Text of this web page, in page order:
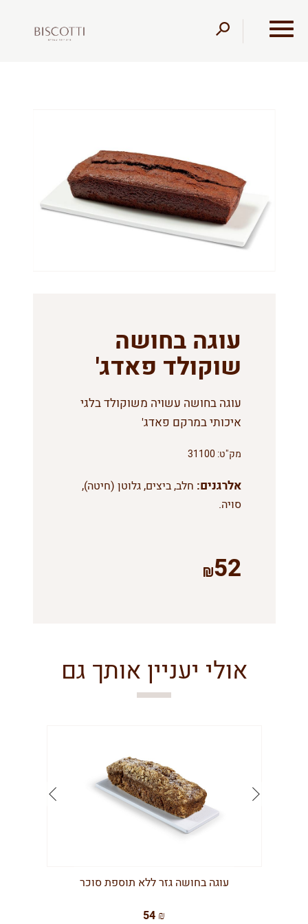
עמוד הבית
עוגה בחושה
עוגה בחושה
שוקולד פאדג'
עוגה בחושה עשויה משוקולד בלגי
איכותי במרקם פאדג'
מק"ט: 31100
אלרגנים: חלב, ביצים, גלוטן (חיטה),
סויה.
52
אולי יעניין אותך גם
עוגה בחושה גזר ללא תוספת סוכר
54 ₪